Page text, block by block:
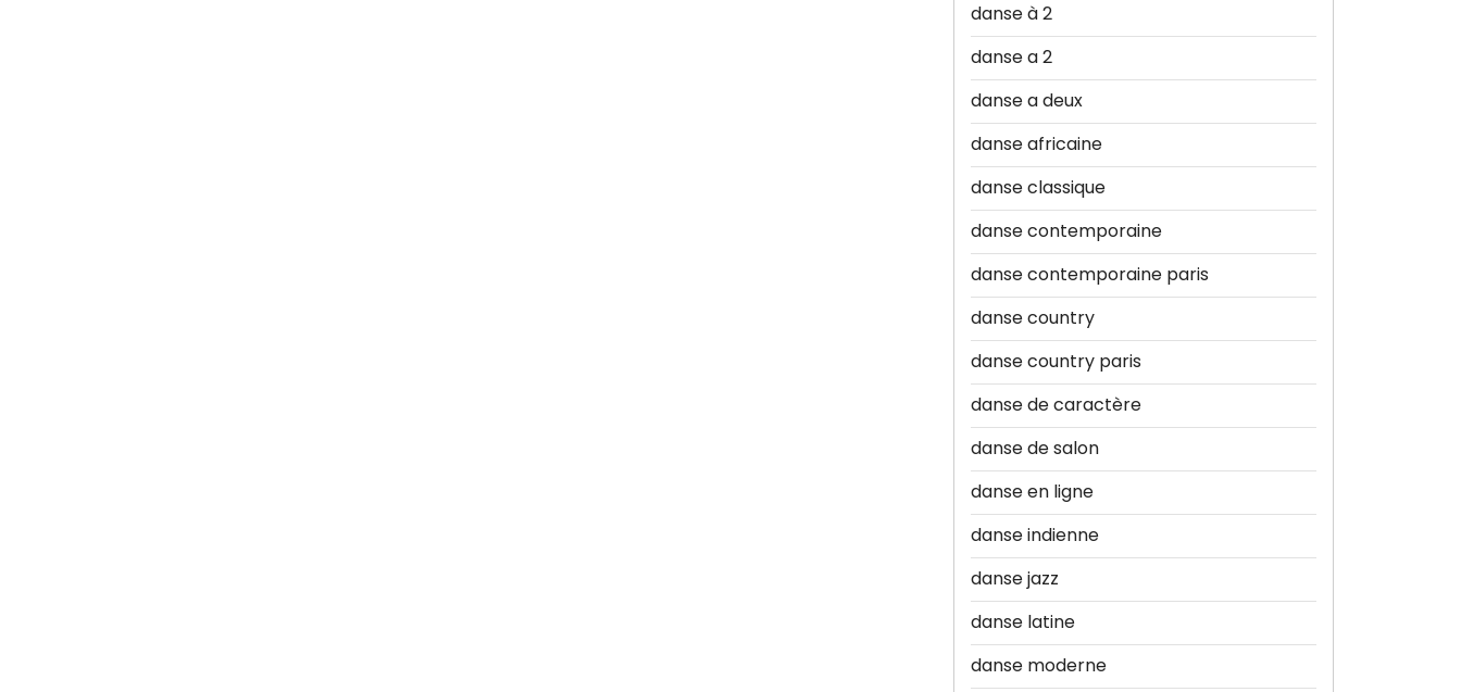
danse à 2
danse a 2
danse a deux
danse africaine
danse classique
danse contemporaine
danse contemporaine paris
danse country
danse country paris
danse de caractère
danse de salon
danse en ligne
danse indienne
danse jazz
danse latine
danse moderne